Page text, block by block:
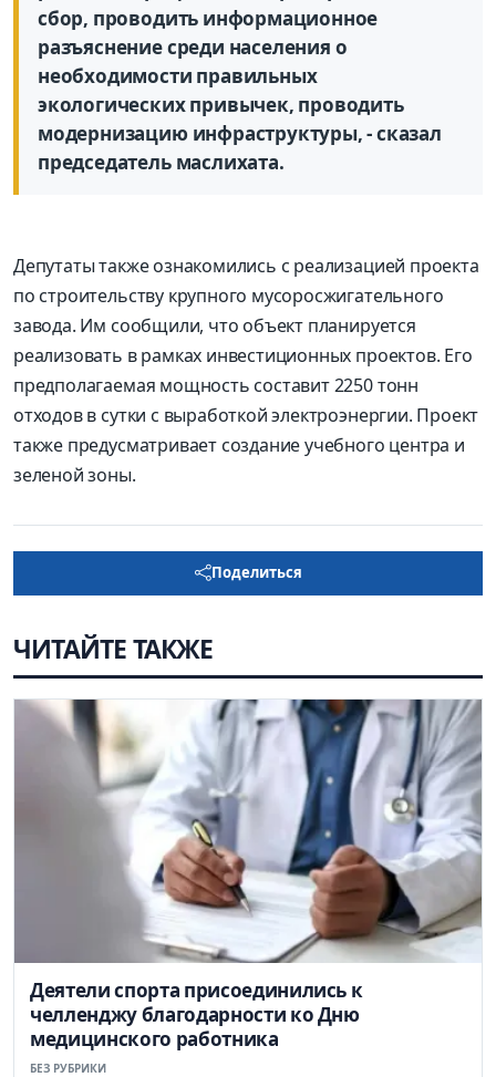
сбор, проводить информационное
разъяснение среди населения о
необходимости правильных
экологических привычек, проводить
модернизацию инфраструктуры, - сказал
председатель маслихата.
Депутаты также ознакомились с реализацией проекта
по строительству крупного мусоросжигательного
завода. Им сообщили, что объект планируется
реализовать в рамках инвестиционных проектов. Его
предполагаемая мощность составит 2250 тонн
отходов в сутки с выработкой электроэнергии. Проект
также предусматривает создание учебного центра и
зеленой зоны.
Поделиться
ЧИТАЙТЕ ТАКЖЕ
Деятели спорта присоединились к
челленджу благодарности ко Дню
медицинского работника
БЕЗ РУБРИКИ